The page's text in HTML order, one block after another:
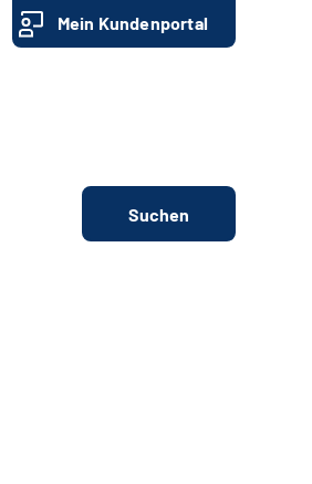
Mein Kundenportal
Suchen